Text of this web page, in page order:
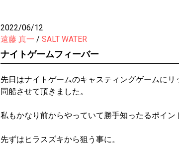
2022/06/12
遠藤 真一
SALT WATER
ナイトゲームフィーバー
先日はナイトゲームのキャスティングゲームに
同船させて頂きました。
私もかなり前からやっていて勝手知ったるポイ
先ずはヒラスズキから狙う事に。